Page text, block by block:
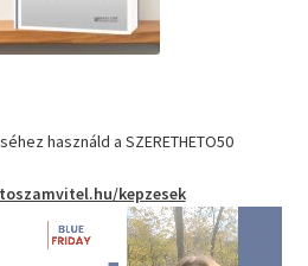
használd a SZERETHETO50
kepzesek